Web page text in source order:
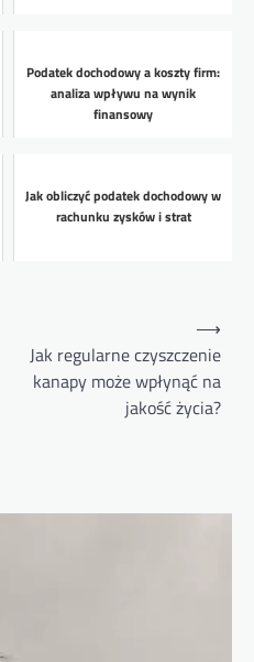
Podatek dochodowy a koszty firm:
analiza wpływu na wynik
finansowy
Jak obliczyć podatek dochodowy w
rachunku zysków i strat
Jak regularne czyszczenie
kanapy może wpłynąć na
jakość życia?
⟶